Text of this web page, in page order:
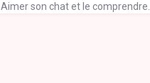
Aimer son chat et le comprendre.